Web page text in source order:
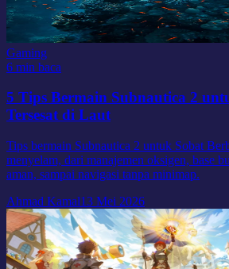
Gaming
6 min baca
5 Tips Bermain Subnautica 2
Tersesat di Laut
Tips bermain Subnautica 2 untuk Sobat
menyelam, dari manajemen oksigen, base
aman, sampai navigasi tanpa minimap.
Ahmad Kamal13 Mei 2026